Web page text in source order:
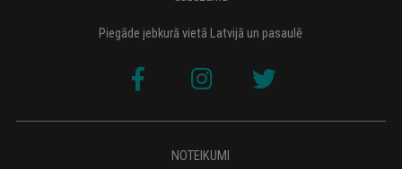
Piegāde jebkurā vietā Latvijā un pasaulē
NOTEIKUMI